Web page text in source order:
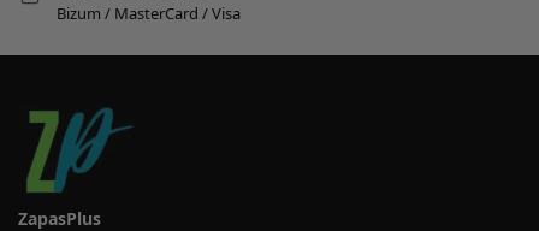
Bizum / MasterCard / Visa
ZapasPlus